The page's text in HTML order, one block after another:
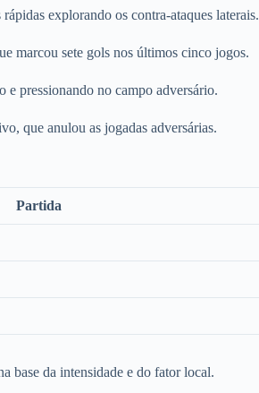
explorando os contra-ataques laterais.
marcou sete gols nos últimos cinco jogos.
e pressionando no campo adversário.
que anulou as jogadas adversárias.
Partida
base da intensidade e do fator local.